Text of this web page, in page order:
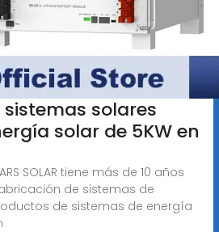
solares
solar de 5KW en
SOLAR tiene más de 10 años
de sistemas de
de sistemas de energía